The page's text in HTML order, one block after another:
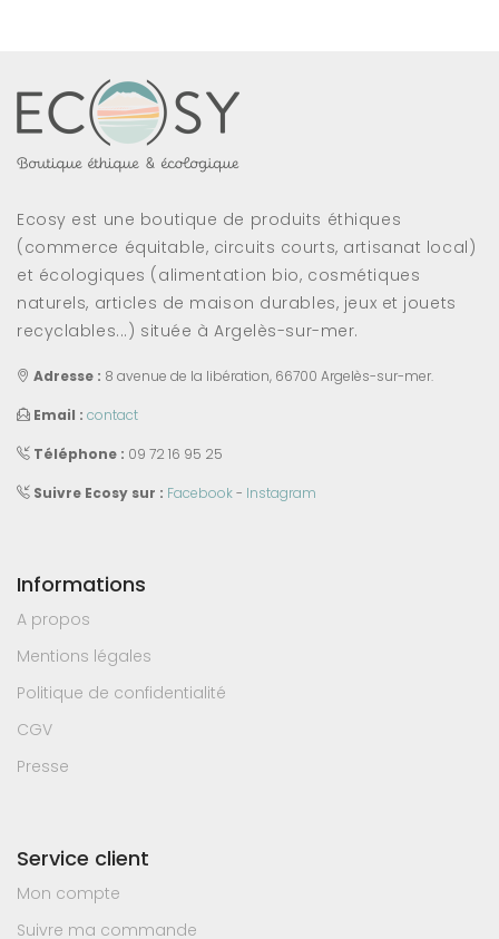
Ecosy est une boutique de produits éthiques
(commerce équitable, circuits courts, artisanat local)
et écologiques (alimentation bio, cosmétiques
naturels, articles de maison durables, jeux et jouets
recyclables...) située à Argelès-sur-mer.
Adresse : 8 avenue de la libération, 66700 Argelès-sur-mer.
Email : contact
Téléphone : 09 72 16 95 25
Suivre Ecosy sur : Facebook- Instagram
Informations
A propos
Mentions légales
Politique de confidentialité
CGV
Presse
Service client
Mon compte
Suivre ma commande